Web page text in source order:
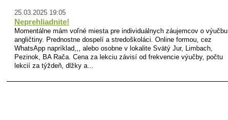
25.03.2025 19:05
Neprehliadnite!
Momentálne mám voľné miesta pre individuálnych záujemcov o výučbu
angličtiny. Prednostne dospelí a stredoškoláci. Online formou, cez
WhatsApp napríklad,,, alebo osobne v lokalite Svätý Jur, Limbach,
Pezinok, BA Rača. Cena za lekciu závisí od frekvencie výučby, počtu
lekcií za týždeň, dlžky a...